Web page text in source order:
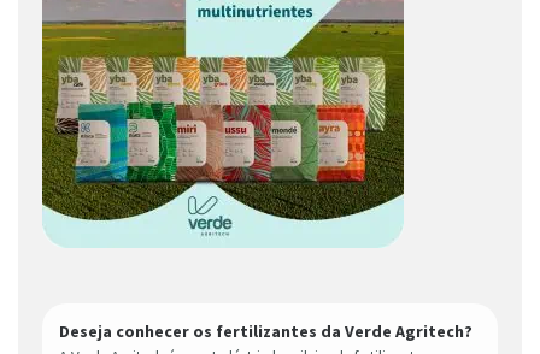
Deseja conhecer os fertilizantes da Verde Agritech?